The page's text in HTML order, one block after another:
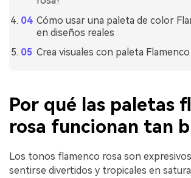
Cómo usar una paleta de color
en diseños reales
Crea visuales con paleta
Por qué las paletas
rosa funcionan tan
Los tonos flamenco rosa son
sentirse divertidos y tropicales en